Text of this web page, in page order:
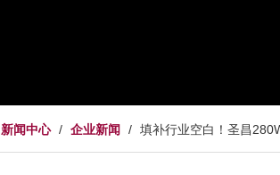
新闻中心 / 企业新闻 / 填补行业空白！圣昌